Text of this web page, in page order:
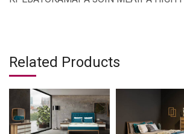
Related Products